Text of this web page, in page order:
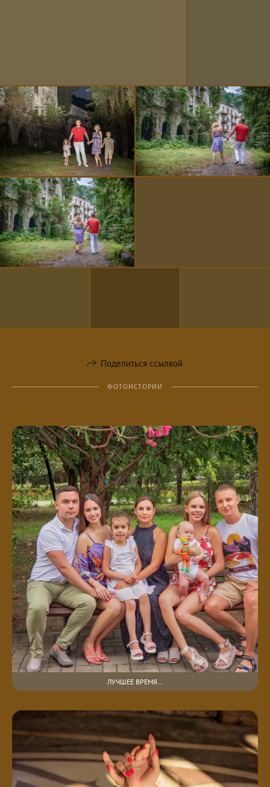
Поделиться ссылкой
ФОТОИСТОРИИ
ЛУЧШЕЕ ВРЕМЯ…